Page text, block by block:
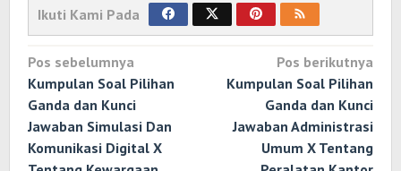
Ikuti Kami Pada
Navigasi
pos
Pos sebelumnya
Kumpulan Soal Pilihan
Ganda dan Kunci
Jawaban Simulasi Dan
Komunikasi Digital X
Pos berikutnya
Kumpulan Soal Pilihan
Ganda dan Kunci
Jawaban Administrasi
Umum X Tentang